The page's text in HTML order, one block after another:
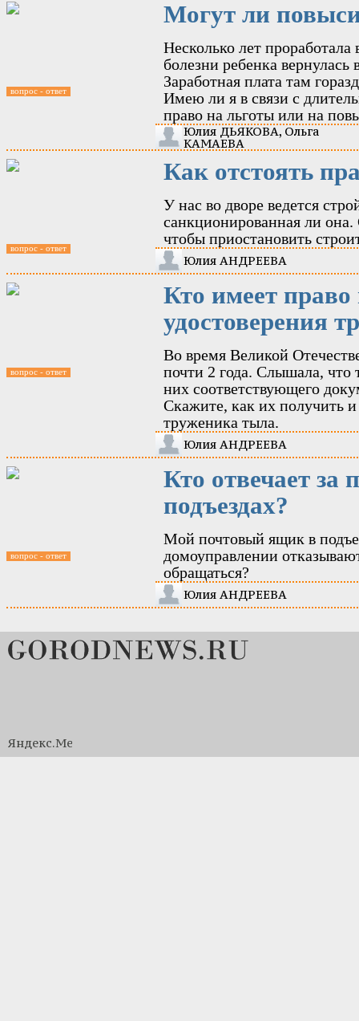
вопрос - ответ
Могут ли
Несколько лет
болезни ребенка
Заработная плата там
Имею ли я в связи с
право на льготы или на
Юлия ДЬЯКОВА, Ольга
КАМАЕВА
вопрос - ответ
Как отстоять
У нас во дворе ведется
санкционированная ли
чтобы приостановить
Юлия АНДРЕЕВА
вопрос - ответ
Кто имеет право
удостоверения
Во время Великой
почти 2 года. Слышала,
них соответствующего
Скажите, как их получить
труженика тыла.
Юлия АНДРЕЕВА
вопрос - ответ
Кто отвечает
подъездах?
Мой почтовый ящик в
домоуправлении
обращаться?
Юлия АНДРЕЕВА